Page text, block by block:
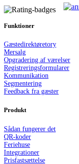
Funktioner
Gæstedirektøretory
Mersalg
Opgradering af værelser
Registreringsformularer
Kommunikation
Segmentering
Feedback fra gæster
Produkt
Sådan fungerer det
QR-koder
Feriehuse
Integrationer
Prisfastsættelse